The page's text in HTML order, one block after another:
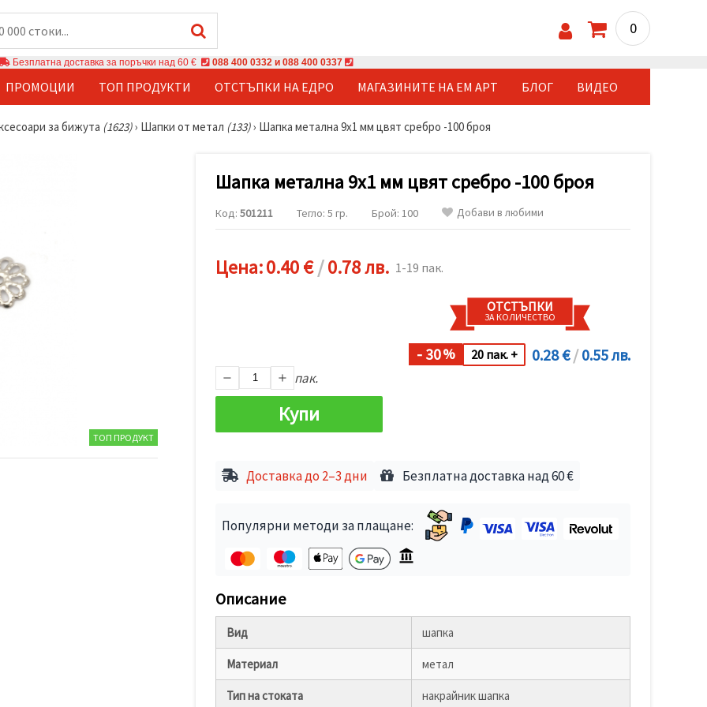
0
Безплатна доставка за поръчки над 60 € 088 400 0332 и 088 400 0337
ПРОМОЦИИ ТОП ПРОДУКТИ ОТСТЪПКИ НА ЕДРО МАГАЗИНИТЕ НА ЕМ АРТ БЛОГ ВИДЕО
за бижута (1623)› Шапки от метал (133)› Шапка металнa 9x1 мм цвят сребро -100 броя
ТОП ПРОДУКТ
Шапка металнa 9x1 мм цвят сребро -100 броя
Код: 501211 Тегло: 5 гр. Брой: 100 Добави в любими
Цена:0.40 €/0.78 лв. 1-19 пак.
ОТСТЪПКИ
ЗА КОЛИЧЕСТВО
- 30% 20 пак. + 0.28 €/0.55 лв.
пак.
Купи
Доставка до 2–3 дни Безплатна доставка над 60 €
Популярни методи за плащане:
Описание
Вид шапка
Материал метал
Тип на стоката накрайник шапка